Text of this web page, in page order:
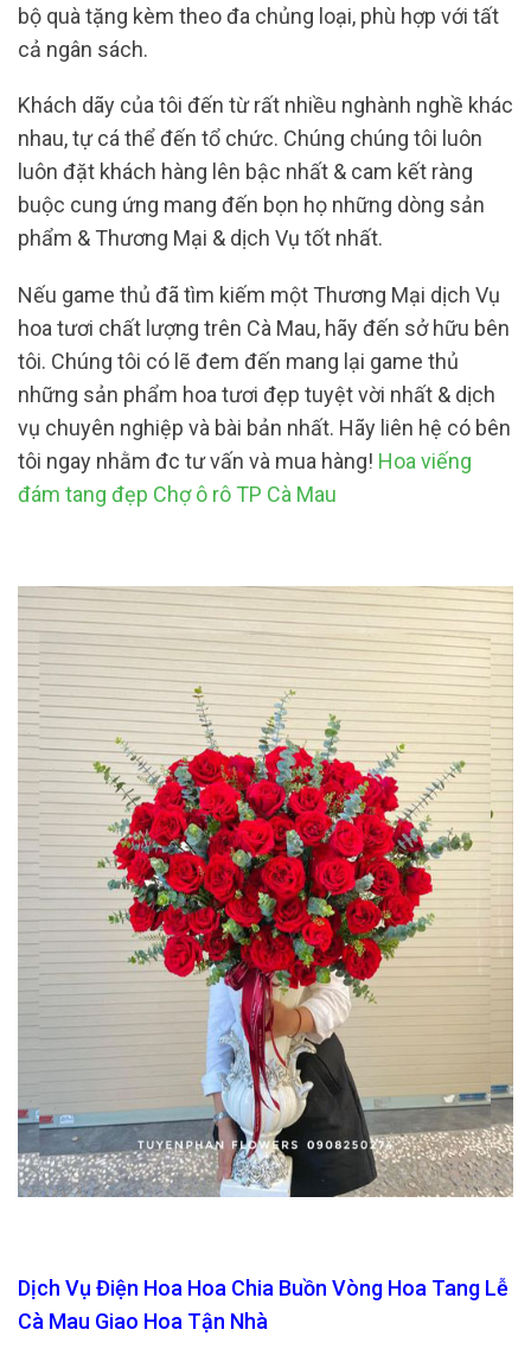
bộ quà tặng kèm theo đa chủng loại, phù hợp với tất
cả ngân sách.
Khách dãy của tôi đến từ rất nhiều nghành nghề khác
nhau, tự cá thể đến tổ chức. Chúng chúng tôi luôn
luôn đặt khách hàng lên bậc nhất & cam kết ràng
buộc cung ứng mang đến bọn họ những dòng sản
phẩm & Thương Mại & dịch Vụ tốt nhất.
Nếu game thủ đã tìm kiếm một Thương Mại dịch Vụ
hoa tươi chất lượng trên Cà Mau, hãy đến sở hữu bên
tôi. Chúng tôi có lẽ đem đến mang lại game thủ
những sản phẩm hoa tươi đẹp tuyệt vời nhất & dịch
vụ chuyên nghiệp và bài bản nhất. Hãy liên hệ có bên
tôi ngay nhằm đc tư vấn và mua hàng! Hoa viếng
đám tang đẹp Chợ ô rô TP Cà Mau
Dịch Vụ Điện Hoa Hoa Chia Buồn Vòng Hoa Tang Lễ
Cà Mau Giao Hoa Tận Nhà